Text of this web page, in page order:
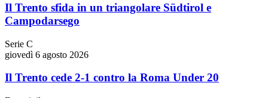
Il Trento sfida in un triangolare Südtirol e
Campodarsego
Serie C
giovedì 6 agosto 2026
Il Trento cede 2-1 contro la Roma Under 20